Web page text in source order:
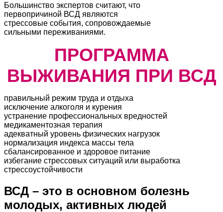
Большинство экспертов считают, что
первопричиной ВСД являются
стрессовые события, сопровождаемые
сильными переживаниями.
ПРОГРАММА
ВЫЖИВАНИЯ ПРИ ВСД
правильный режим труда и отдыха
исключение алкоголя и курения
устранение профессиональных вредностей
медикаментозная терапия
адекватный уровень физических нагрузок
нормализация индекса массы тела
сбалансированное и здоровое питание
избегание стрессовых ситуаций или выработка
стрессоустойчивости
ВСД – это в основном болезнь
молодых, активных людей